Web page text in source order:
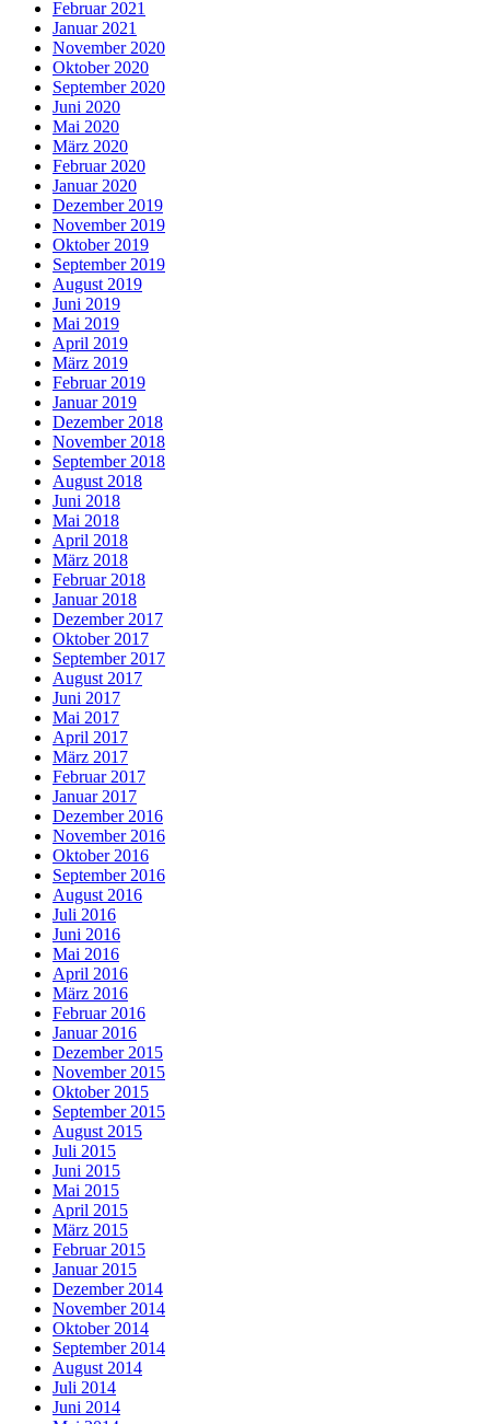
Februar 2021
Januar 2021
November 2020
Oktober 2020
September 2020
Juni 2020
Mai 2020
März 2020
Februar 2020
Januar 2020
Dezember 2019
November 2019
Oktober 2019
September 2019
August 2019
Juni 2019
Mai 2019
April 2019
März 2019
Februar 2019
Januar 2019
Dezember 2018
November 2018
September 2018
August 2018
Juni 2018
Mai 2018
April 2018
März 2018
Februar 2018
Januar 2018
Dezember 2017
Oktober 2017
September 2017
August 2017
Juni 2017
Mai 2017
April 2017
März 2017
Februar 2017
Januar 2017
Dezember 2016
November 2016
Oktober 2016
September 2016
August 2016
Juli 2016
Juni 2016
Mai 2016
April 2016
März 2016
Februar 2016
Januar 2016
Dezember 2015
November 2015
Oktober 2015
September 2015
August 2015
Juli 2015
Juni 2015
Mai 2015
April 2015
März 2015
Februar 2015
Januar 2015
Dezember 2014
November 2014
Oktober 2014
September 2014
August 2014
Juli 2014
Juni 2014